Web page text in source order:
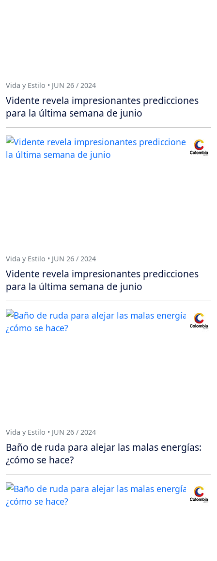
Vida y Estilo • JUN 26 / 2024
Vidente revela impresionantes predicciones
para la última semana de junio
Vida y Estilo • JUN 26 / 2024
Vidente revela impresionantes predicciones
para la última semana de junio
Vida y Estilo • JUN 26 / 2024
Baño de ruda para alejar las malas energías:
¿cómo se hace?